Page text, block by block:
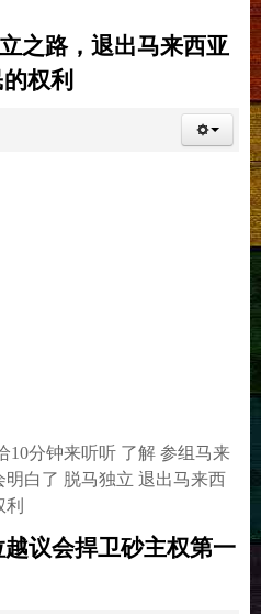
之路，退出马来西亚
权利
10分钟来听听 了解 参组马来
白了 脱马独立 退出马来西
议会捍卫砂主权第一